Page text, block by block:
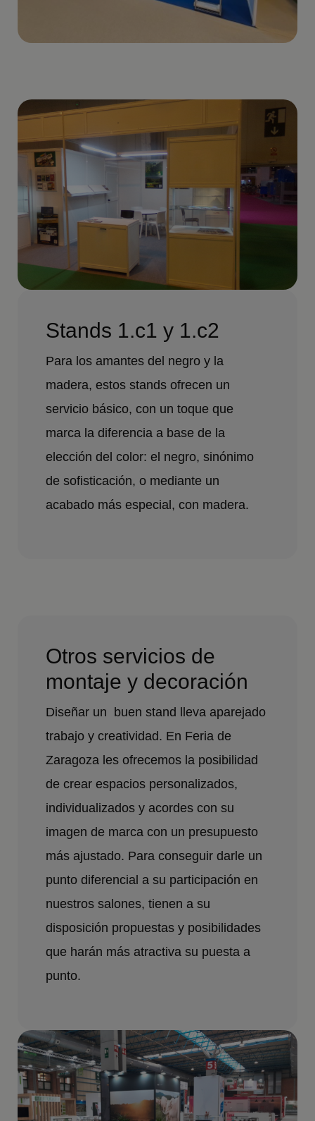
Stands 1.c1 y 1.c2
Para los amantes del negro y la
madera, estos stands ofrecen un
servicio básico, con un toque que
marca la diferencia a base de la
elección del color: el negro, sinónimo
de sofisticación, o mediante un
acabado más especial, con madera.
Otros servicios de
montaje y decoración
Diseñar un buen stand lleva aparejado
trabajo y creatividad. En Feria de
Zaragoza les ofrecemos la posibilidad
de crear espacios personalizados,
individualizados y acordes con su
imagen de marca con un presupuesto
más ajustado. Para conseguir darle un
punto diferencial a su participación en
nuestros salones, tienen a su
disposición propuestas y posibilidades
que harán más atractiva su puesta a
punto.